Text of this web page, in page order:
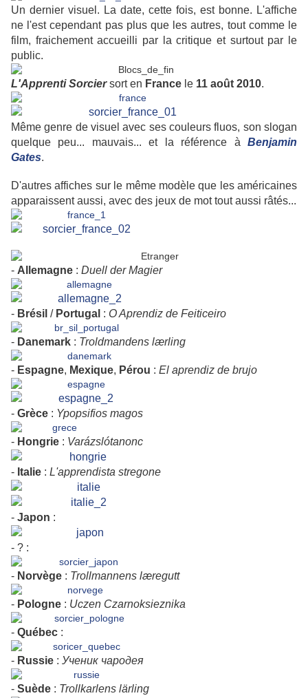
Un dernier visuel. La date, cette fois, est bonne. L'affiche
ne l'est cependant pas plus que les autres, tout comme le
film, fraichement accueilli par la critique et surtout par le
public.
L'Apprenti Sorciersort en France le 11 août 2010.
Même genre de visuel avec ses couleurs fluos, son slogan
quelque peu... mauvais... et la référence à Benjamin
Gates.
D'autres affiches sur le même modèle que les américaines
apparaissent aussi, avec des jeux de mot tout aussi râtés...
- Allemagne : Duell der Magier
- Brésil / Portugal : O Aprendiz de Feiticeiro
- Danemark : Troldmandens lærling
- Espagne, Mexique, Pérou : El aprendiz de brujo
- Grèce : Ypopsifios magos
- Hongrie : Varázslótanonc
- Italie : L'apprendista stregone
- Japon :
- ? :
- Norvège : Trollmannens læregutt
- Pologne : Uczen Czarnoksieznika
- Québec :
- Russie : Ученик чародея
- Suède : Trollkarlens lärling